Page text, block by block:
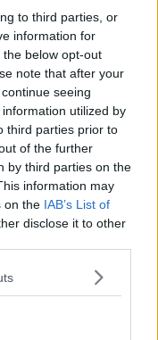
to third parties, or
information for
below opt-out
note that after your
seeing
utilized by
third parties prior to
of the further
by third parties on the
information may
on the IAB’s List of
disclose it to other
Aeronavale di
a incrementare
un servizio di
vocazione e densità